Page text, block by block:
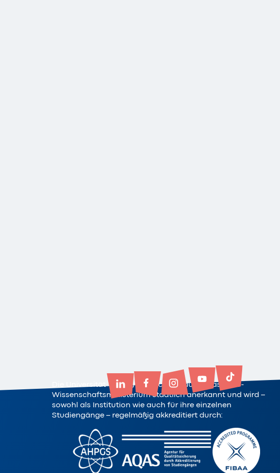
Die Universität Witten/Herdecke ist durch das NRW-
Wissenschaftsministerium staatlich anerkannt und wird –
sowohl als Institution wie auch für ihre einzelnen
Studiengänge – regelmäßig akkreditiert durch: